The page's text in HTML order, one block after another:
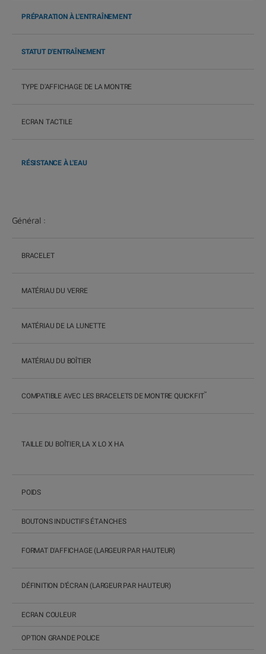
PRÉPARATION À L'ENTRAÎNEMENT
STATUT D'ENTRAÎNEMENT
TYPE D'AFFICHAGE DE LA MONTRE
ECRAN TACTILE
RÉSISTANCE À L'EAU
Général :
BRACELET
MATÉRIAU DU VERRE
MATÉRIAU DE LA LUNETTE
MATÉRIAU DU BOÎTIER
COMPATIBLE AVEC LES BRACELETS DE MONTRE QUICKFIT™
TAILLE DU BOÎTIER, LA X LO X HA
POIDS
BOUTONS INDUCTIFS ÉTANCHES
FORMAT D'AFFICHAGE (LARGEUR PAR HAUTEUR)
DÉFINITION D'ÉCRAN (LARGEUR PAR HAUTEUR)
ECRAN COULEUR
OPTION GRANDE POLICE